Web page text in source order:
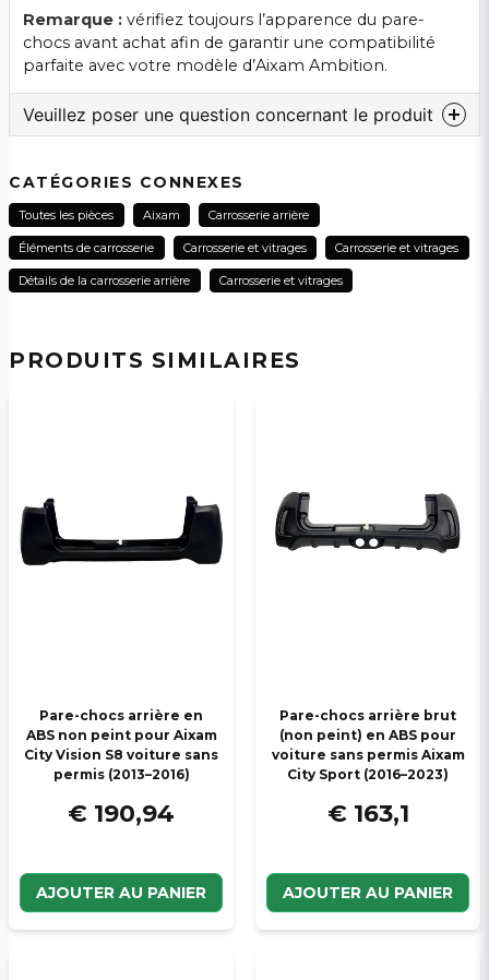
PRODUITS SIMILAIRES
Pare-chocs arrière en
ABS non peint pour Aixam
City Vision S8 voiture sans
permis (2013–2016)
€ 190,94
AJOUTER AU PANIER
Pare-chocs arrière brut
(non peint) en ABS pour
voiture sans permis Aixam
City Sport (2016–2023)
€ 163,1
AJOUTER AU PANIER
Remarque : vérifiez toujours l’apparence du pare-
chocs avant achat afin de garantir une compatibilité
parfaite avec votre modèle d’Aixam Ambition.
Veuillez poser une question concernant le produit
Veuillez nous contacter au sujet de ce produit...
name
Nom
email
Adresse électronique
CATÉGORIES CONNEXES
Toutes les pièces Aixam Carrosserie arrière
Éléments de carrosserie Carrosserie et vitrages Carrosserie et vitrages
Détails de la carrosserie arrière Carrosserie et vitrages